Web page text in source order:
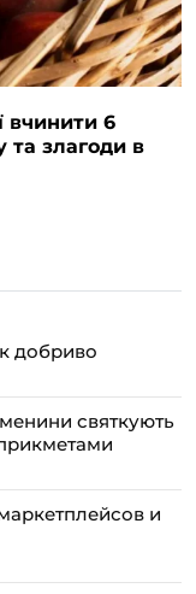
вчинити 6
та злагоди в
добриво
святкують
и